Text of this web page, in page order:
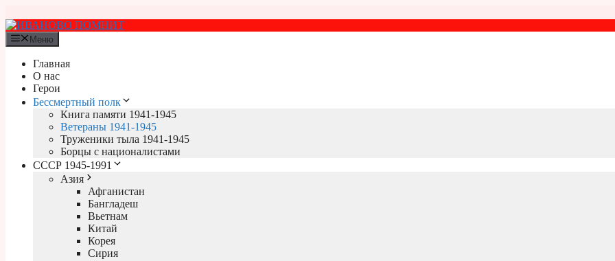
к
содержимому
Меню
Главная
О нас
Герои
Бессмертный полк
Книга памяти 1941-1945
Ветераны 1941-1945
Труженики тыла 1941-1945
Борцы с националистами
СССР 1945-1991
Азия
Афганистан
Бангладеш
Вьетнам
Китай
Корея
Сирия